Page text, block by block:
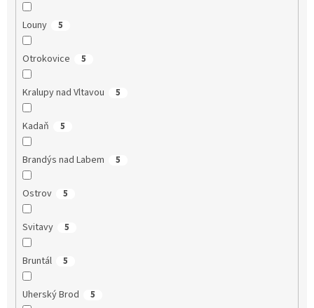
Louny 5
Otrokovice 5
Kralupy nad Vltavou 5
Kadaň 5
Brandýs nad Labem 5
Ostrov 5
Svitavy 5
Bruntál 5
Uherský Brod 5